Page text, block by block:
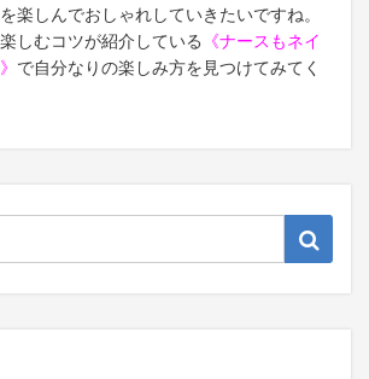
楽しんでおしゃれしていきたいですね。
しむコツが紹介している 《ナースもネイ
》 で自分なりの楽しみ方を見つけてみてく